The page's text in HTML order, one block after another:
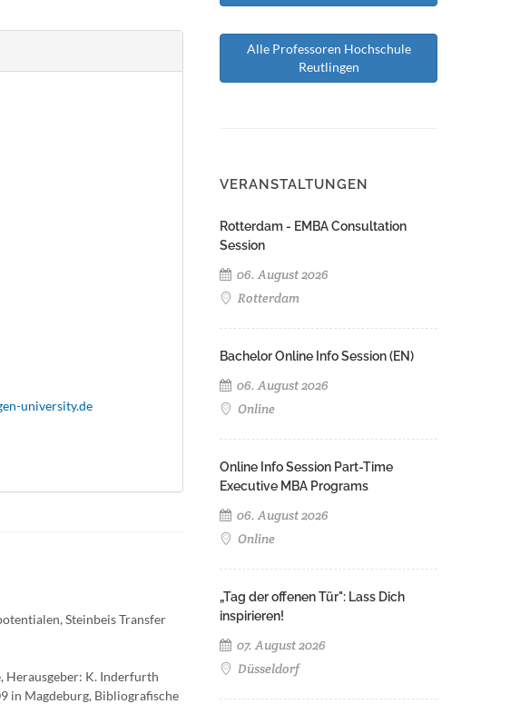
university.de
Steinbeis Transfer
Herausgeber: K. Inderfurth
in Magdeburg, Bibliografische
Alle Professoren Hochschule
Reutlingen
VERANSTALTUNGEN
Rotterdam - EMBA Consultation
Session
06. August 2026
Rotterdam
Bachelor Online Info Session (EN)
06. August 2026
Online
Online Info Session Part-Time
Executive MBA Programs
06. August 2026
Online
„Tag der offenen Tür": Lass Dich
inspirieren!
07. August 2026
Düsseldorf